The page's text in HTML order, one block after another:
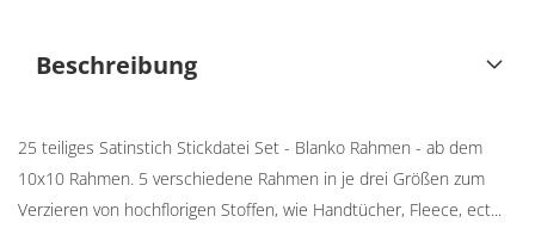
Beschreibung
25 teiliges Satinstich Stickdatei Set - Blanko Rahmen - ab dem
10x10 Rahmen. 5 verschiedene Rahmen in je drei Größen zum
Verzieren von hochflorigen Stoffen, wie Handtücher, Fleece, ect...